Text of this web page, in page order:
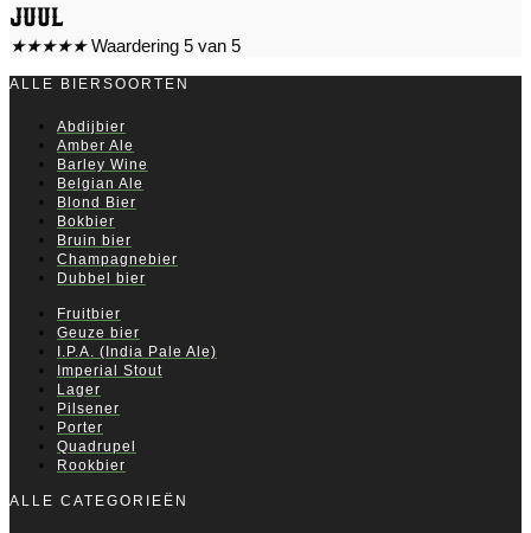
Juul
★★★★★ Waardering 5 van 5
ALLE BIERSOORTEN
Abdijbier
Amber Ale
Barley Wine
Belgian Ale
Blond Bier
Bokbier
Bruin bier
Champagnebier
Dubbel bier
Fruitbier
Geuze bier
I.P.A. (India Pale Ale)
Imperial Stout
Lager
Pilsener
Porter
Quadrupel
Rookbier
ALLE CATEGORIEËN